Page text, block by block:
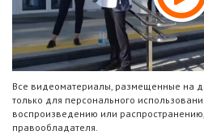
Все видеоматериалы, размещенные на
только для персонального
воспроизведению или
правообладателя.